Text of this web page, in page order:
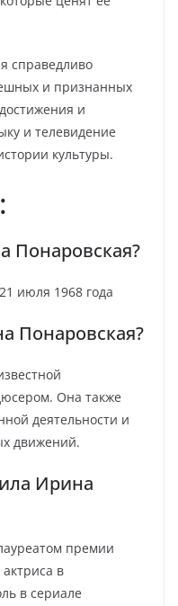
справедливо
и признанных
и
и телевидение
культуры.
Понаровская?
июля 1968 года
Понаровская?
Она также
деятельности и
движений.
Ирина
премии
в
в сериале